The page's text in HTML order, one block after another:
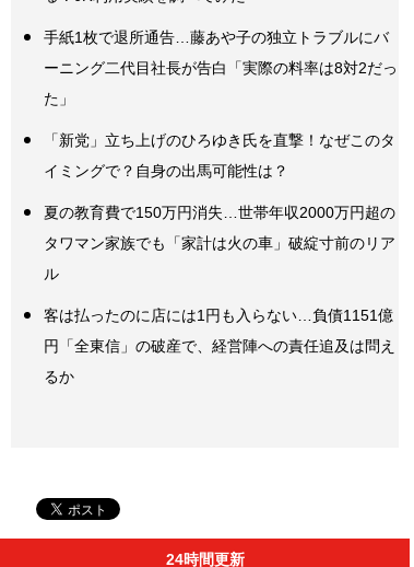
手紙1枚で退所通告…藤あや子の独立トラブルにバ
ーニング二代目社長が告白「実際の料率は8対2だっ
た」
「新党」立ち上げのひろゆき氏を直撃！なぜこのタ
イミングで？自身の出馬可能性は？
夏の教育費で150万円消失…世帯年収2000万円超の
タワマン家族でも「家計は火の車」破綻寸前のリア
ル
客は払ったのに店には1円も入らない…負債1151億
円「全東信」の破産で、経営陣への責任追及は問え
るか
24時間更新